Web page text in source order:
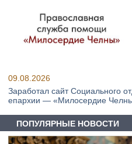
09.08.2026
Заработал сайт Социального
епархии — «Милосердие
ПОПУЛЯРНЫЕ НОВОСТИ